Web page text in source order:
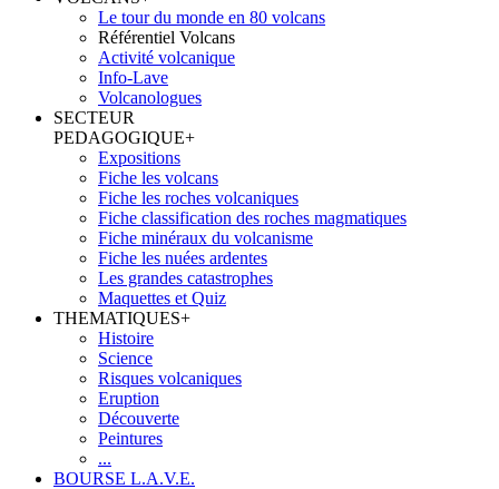
Le tour du monde en 80 volcans
Référentiel Volcans
Activité volcanique
Info-Lave
Volcanologues
SECTEUR
PEDAGOGIQUE+
Expositions
Fiche les volcans
Fiche les roches volcaniques
Fiche classification des roches magmatiques
Fiche minéraux du volcanisme
Fiche les nuées ardentes
Les grandes catastrophes
Maquettes et Quiz
THEMATIQUES+
Histoire
Science
Risques volcaniques
Eruption
Découverte
Peintures
...
BOURSE L.A.V.E.